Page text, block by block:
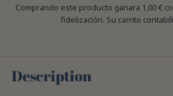
Comprando este producto ganara 1,00 €
fidelización. Su carrito
Description